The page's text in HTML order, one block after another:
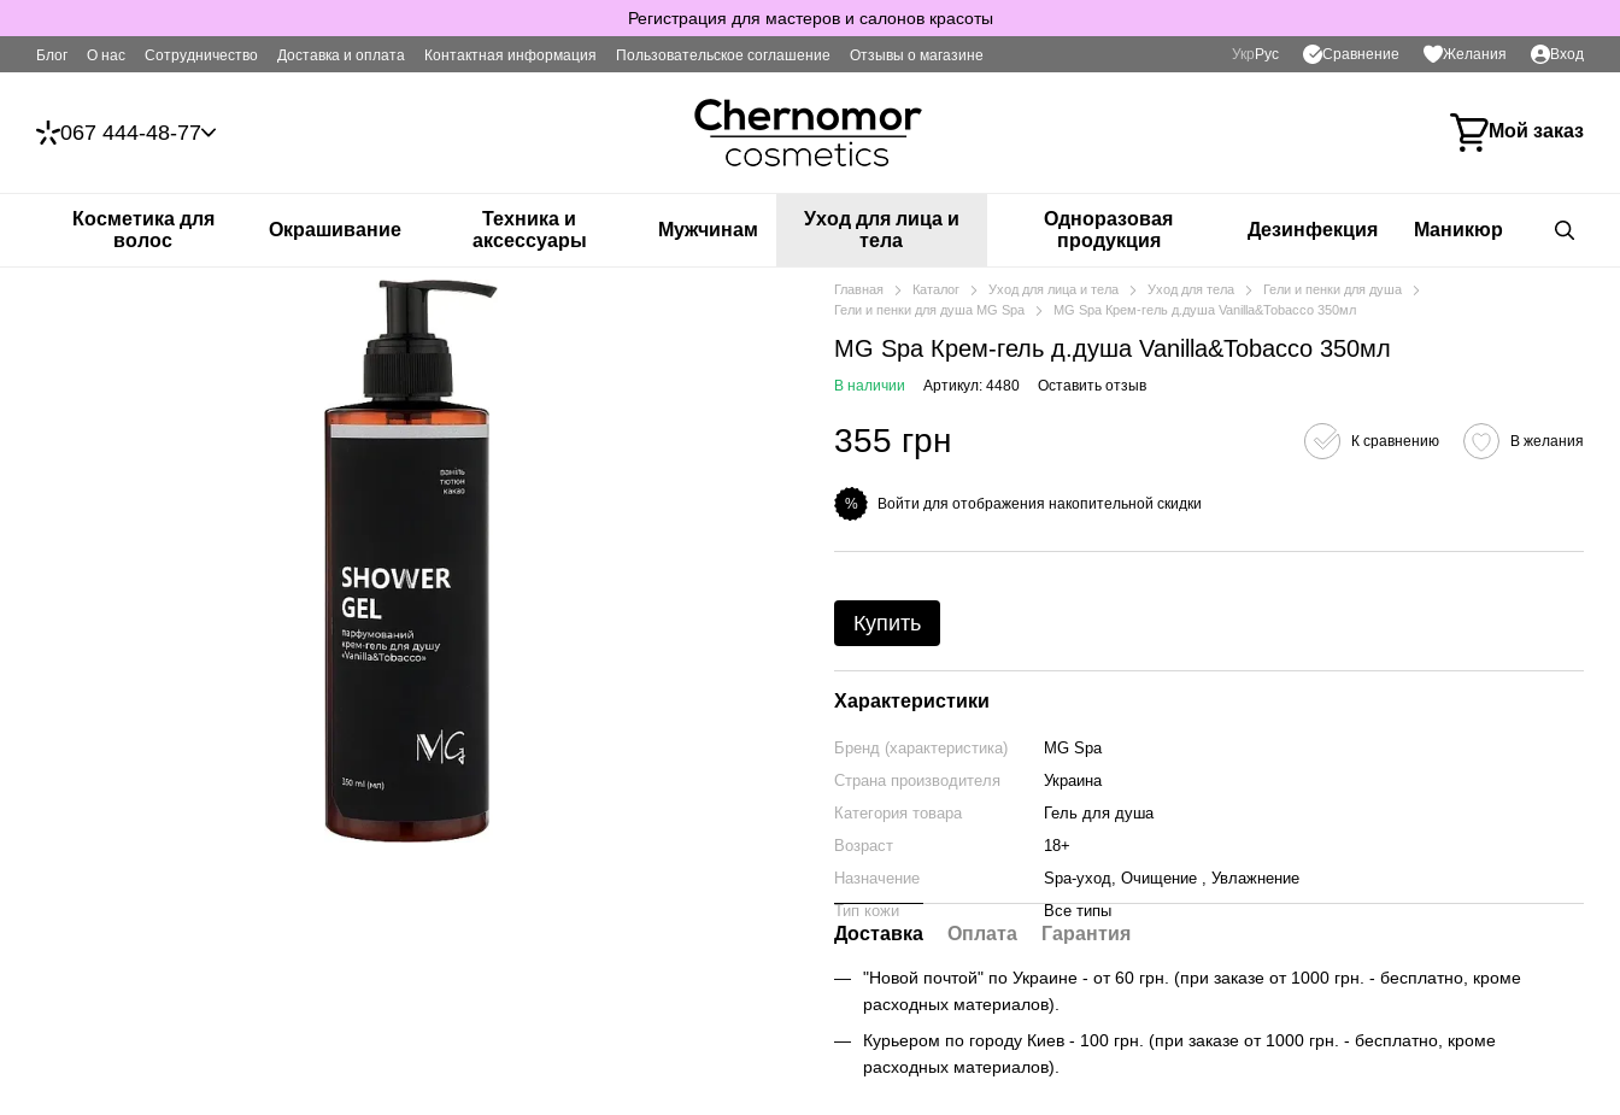
Регистрация для мастеров и салонов красоты
Блог О нас Сотрудничество Доставка и оплата Контактная информация Пользовательское соглашение Отзывы о магазине Укр Рус Сравнение Желания Вход
067 444-48-77 Мой заказ
Косметика для
волос
Окрашивание
Техника и
аксессуары
Мужчинам
Уход для лица и
тела
Одноразовая
продукция
Дезинфекция Маникюр
Главная Каталог Уход для лица и тела Уход для тела
Гели и пенки для душа
Гели и пенки для душа MG Spa
MG Spa Крем-гель д.душа Vanilla&Tobacco 350мл
MG Spa Крем-гель д.душа Vanilla&Tobacco 350мл
В наличии Артикул: 4480 Оставить отзыв
355 грн К сравнению В желания
% Войти для отображения накопительной скидки
Купить
Характеристики
Бренд (характеристика)
MG Spa
Страна производителя
Украина
Категория товара
Гель для душа
Возраст
18+
Назначение
Spa-уход, Очищение , Увлажнение
Тип кожи
Все типы
Доставка Оплата Гарантия
"Новой почтой" по Украине - от 60 грн. (при заказе от 1000 грн. - бесплатно, кроме
расходных материалов).
Курьером по городу Киев - 100 грн. (при заказе от 1000 грн. - бесплатно, кроме
расходных материалов).